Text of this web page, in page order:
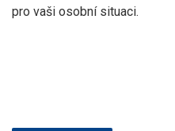
pro vaši osobní situaci.